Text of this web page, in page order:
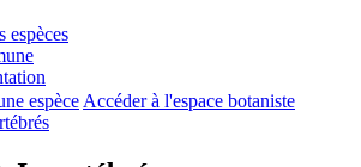
espèces
espèceAccéder à l'espace botaniste